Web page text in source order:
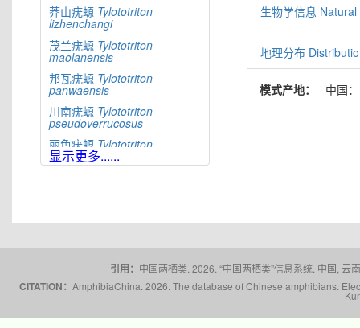
莽山疣螈 Tylototriton
lizhenchangi
茂兰疣螈 Tylototriton
maolanensis
邦瓦疣螈 Tylototriton
panwaensis
川南疣螈 Tylototriton
pseudoverrucosus
丽色疣螈 Tylototriton
pulcherrimus
棕黑疣螈Tylototriton
文县疣螈Tylototriton
显示更多......
生物学信息
地理分布
模式产地： 中国
引用： 中国两栖类. 2026. “中国两栖类”信息系统. 中国,
CITATION： AmphibiaChina. 2026. The database of Chinese amphibians.